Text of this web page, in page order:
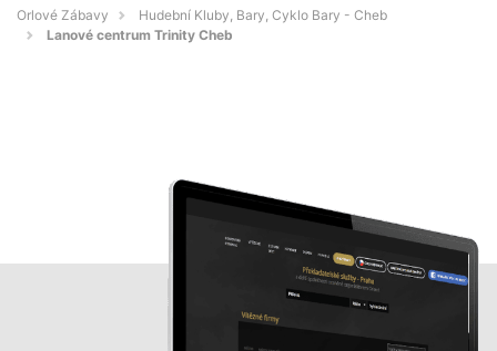
Orlové Zábavy
Hudební Kluby, Bary, Cyklo Bary - Cheb
Lanové centrum Trinity Cheb